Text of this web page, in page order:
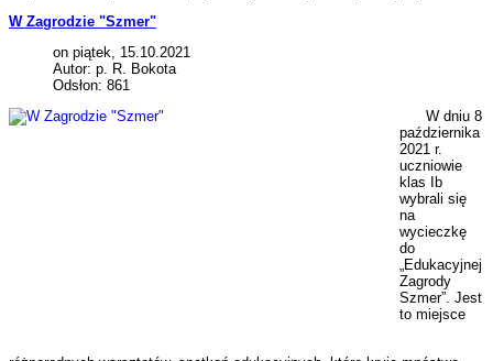
W Zagrodzie "Szmer"
on piątek, 15.10.2021
Autor: p. R. Bokota
Odsłon: 861
W dniu 8
października
2021 r.
uczniowie
klas Ib
wybrali się
na
wycieczkę
do
„Edukacyjnej
Zagrody
Szmer”. Jest
to miejsce